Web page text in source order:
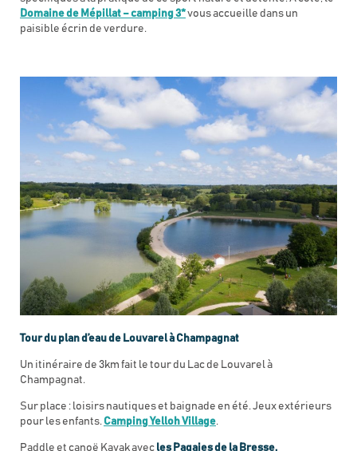
Domaine de Mépillat – camping 3*vous accueille dans un
paisible écrin de verdure.
Tour du plan d’eau de Louvarel à Champagnat
Un itinéraire de 3km fait le tour du Lac de Louvarel à
Champagnat.
Sur place : loisirs nautiques et baignade en été. Jeux extérieurs
pour les enfants. Camping Yelloh Village.
Paddle et canoë Kayak avec les Pagaies de la Bresse.